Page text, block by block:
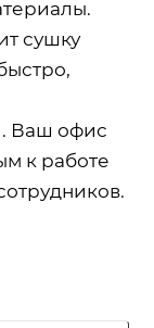
сушку
Ваш офис
к работе